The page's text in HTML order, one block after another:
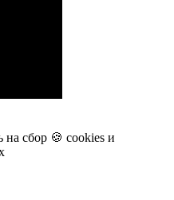
на сбор 🍪 cookies и